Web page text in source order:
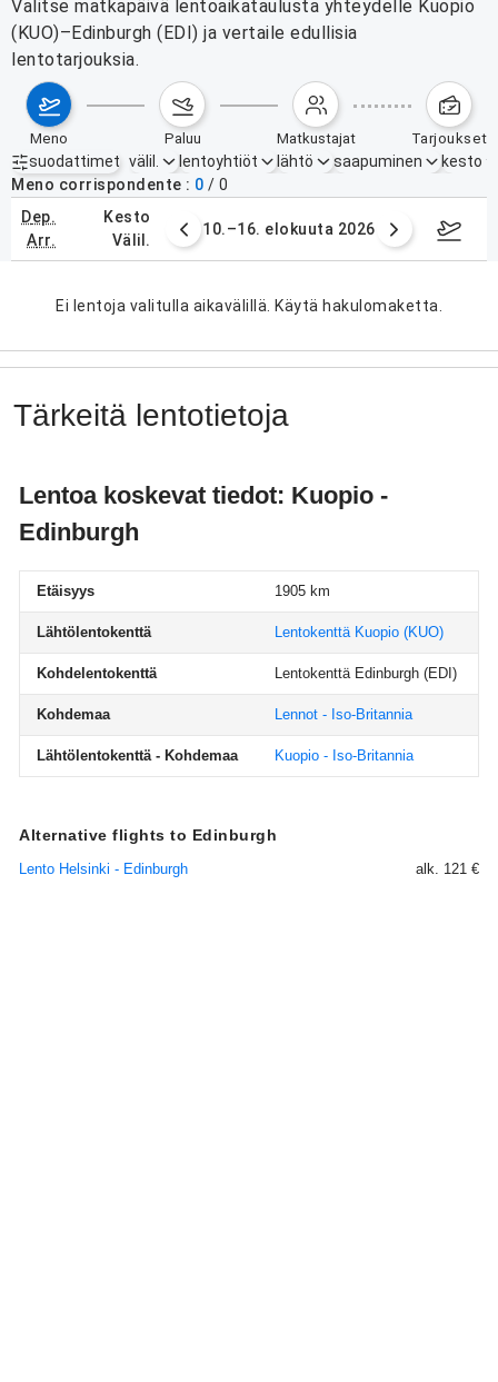
Valitse matkapäivä lentoaikataulusta yhteydelle Kuopio
(KUO)–Edinburgh (EDI) ja vertaile edullisia
lentotarjouksia.
meno paluu matkustajat tarjoukset
suodattimet
Aktiiviset suodattimet ei mitään
välil. lentoyhtiöt lähtö saapuminen
kesto
Meno corrispondente
0 / 0
dep.
arr.
kesto
välil.
elokuuta 2026 10.–16. elokuuta 2026
Ei lentoja valitulla aikavälillä. Käytä hakulomaketta.
Tärkeitä lentotietoja
Lentoa koskevat tiedot: Kuopio -
Edinburgh
Etäisyys 1905 km
Lähtölentokenttä Lentokenttä Kuopio (KUO)
Kohdelentokenttä Lentokenttä Edinburgh (EDI)
Kohdemaa Lennot - Iso-Britannia
Lähtölentokenttä - Kohdemaa Kuopio - Iso-Britannia
Alternative flights to Edinburgh
Lento Helsinki - Edinburgh alk. 121 €